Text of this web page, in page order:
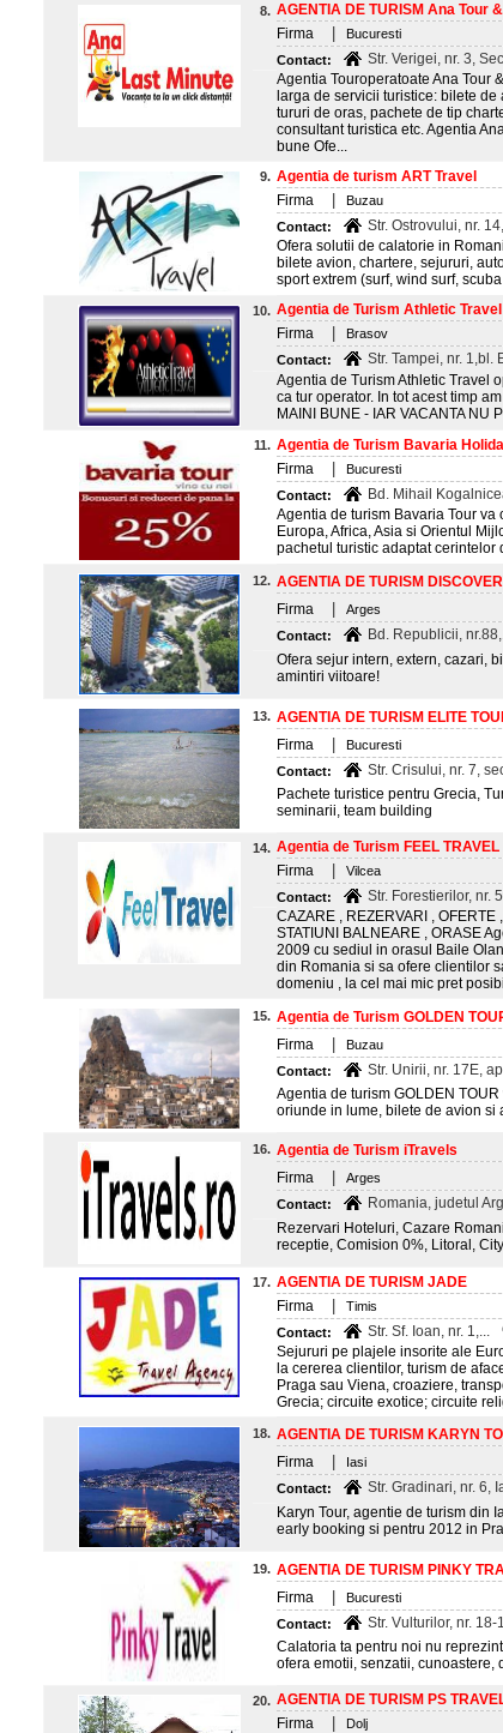
8. AGENTIA DE TURISM Ana Tour
Firma
Bucuresti
Contact:
Str. Verigei, nr. 3,
Agentia Touroperatoate Ana Tour
larga de servicii turistice: bilete
tururi de oras, pachete de tip
consultant turistica etc. Agentia
bune Ofe...
9. Agentia de turism ART Travel
Firma
Buzau
Contact:
Str. Ostrovului, nr.
Ofera solutii de calatorie in
bilete avion, chartere, sejururi,
sport extrem (surf, wind surf,
10. Agentia de Turism Athletic Travel
Firma
Brasov
Contact:
Str. Tampei, nr. 1,bl.
Agentia de Turism Athletic Travel
ca tur operator. In tot acest timp
MAINI BUNE - IAR VACANTA NU
11. Agentia de Turism Bavaria
Firma
Bucuresti
Contact:
Bd. Mihail
Agentia de turism Bavaria Tour
Europa, Africa, Asia si Orientul
pachetul turistic adaptat cerintelor
12. AGENTIA DE TURISM
Firma
Arges
Contact:
Bd. Republicii,
Ofera sejur intern, extern, cazari,
amintiri viitoare!
13. AGENTIA DE TURISM ELITE
Firma
Bucuresti
Contact:
Str. Crisului, nr. 7,
Pachete turistice pentru Grecia,
seminarii, team building
14. Agentia de Turism FEEL TRAVEL
Firma
Vilcea
Contact:
Str. Forestierilor, nr.
CAZARE , REZERVARI ,
STATIUNI BALNEARE , ORASE
2009 cu sediul in orasul Baile
din Romania si sa ofere clientilor
domeniu , la cel mai mic pret
15. Agentia de Turism GOLDEN
Firma
Buzau
Contact:
Str. Unirii, nr. 17E,
Agentia de turism GOLDEN
oriunde in lume, bilete de avion si
16. Agentia de Turism iTravels
Firma
Arges
Contact:
Romania, judetul
Rezervari Hoteluri, Cazare
receptie, Comision 0%, Litoral,
17. AGENTIA DE TURISM JADE
Firma
Timis
Contact:
Str. Sf. Ioan, nr. 1,...
Sejururi pe plajele insorite ale
la cererea clientilor, turism de
Praga sau Viena, croaziere,
Grecia; circuite exotice; circuite
18. AGENTIA DE TURISM KARYN
Firma
Iasi
Contact:
Str. Gradinari, nr. 6,
Karyn Tour, agentie de turism din
early booking si pentru 2012 in
19. AGENTIA DE TURISM PINKY
Firma
Bucuresti
Contact:
Str. Vulturilor, nr. 18-
Calatoria ta pentru noi nu
ofera emotii, senzatii, cunoastere,
20. AGENTIA DE TURISM PS
Firma
Dolj